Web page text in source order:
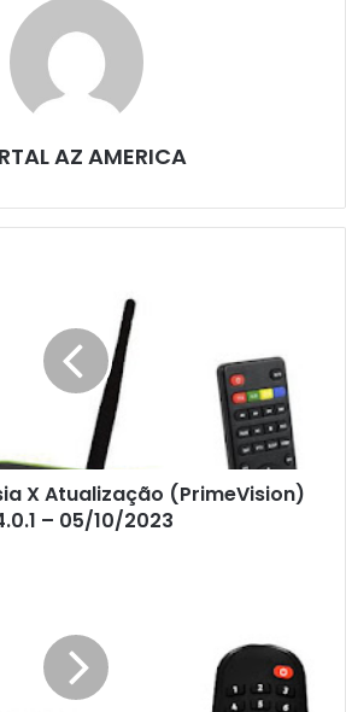
AZ AMERICA
X Atualização (PrimeVision)
– 05/10/2023